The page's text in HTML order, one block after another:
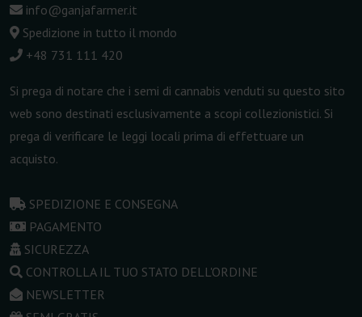
info@ganjafarmer.it
Spedizione in tutto il mondo
+48 731 111 420
Si prega di notare che i semi di cannabis venduti su questo sito
web sono destinati esclusivamente a scopi collezionistici. Si
prega di verificare le leggi locali prima di effettuare un
acquisto.
SPEDIZIONE E CONSEGNA
PAGAMENTO
SICUREZZA
CONTROLLA IL TUO STATO DELL'ORDINE
NEWSLETTER